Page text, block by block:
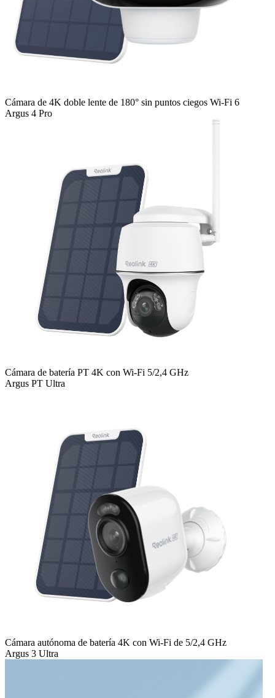
Cámara de 4K doble lente de 180° sin puntos ciegos Wi-Fi 6
Argus 4 Pro
Cámara de batería PT 4K con Wi-Fi 5/2,4 GHz
Argus PT Ultra
Cámara autónoma de batería 4K con Wi-Fi de 5/2,4 GHz
Argus 3 Ultra